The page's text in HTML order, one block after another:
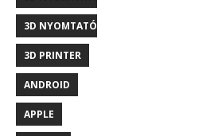
3D NYOMTATÓ
3D PRINTER
ANDROID
APPLE